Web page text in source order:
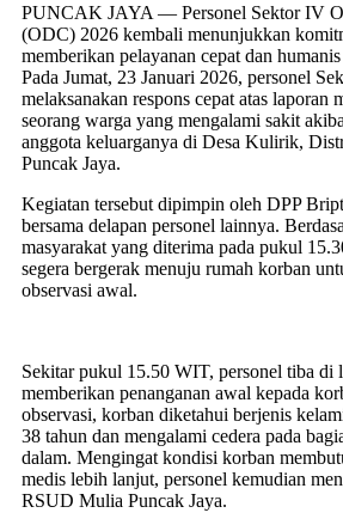
PUNCAK JAYA — Personel Sektor IV
(ODC) 2026 kembali menunjukkan
memberikan pelayanan cepat dan
Pada Jumat, 23 Januari 2026, personel
melaksanakan respons cepat atas laporan
seorang warga yang mengalami sakit
anggota keluarganya di Desa Kulirik,
Puncak Jaya.
Kegiatan tersebut dipimpin oleh DPP
bersama delapan personel lainnya.
masyarakat yang diterima pada pukul
segera bergerak menuju rumah korban
observasi awal.
Sekitar pukul 15.50 WIT, personel tiba di
memberikan penanganan awal kepada
observasi, korban diketahui berjenis
38 tahun dan mengalami cedera pada
dalam. Mengingat kondisi korban
medis lebih lanjut, personel kemudian
RSUD Mulia Puncak Jaya.